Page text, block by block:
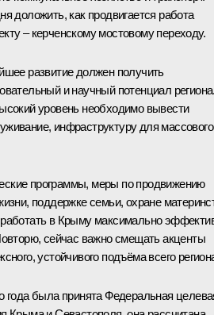
доложить, как продвигается работа
– керченскому мостовому переходу.
развитие должен получить
и научный потенциал
уровень необходимо вывести
инфраструктуру для массового
программы, меры по продвижению
поддержке семьи, охране
в Крыму максимально
сейчас важно смещать акценты
устойчивого подъёма всего
года была принята Федеральная